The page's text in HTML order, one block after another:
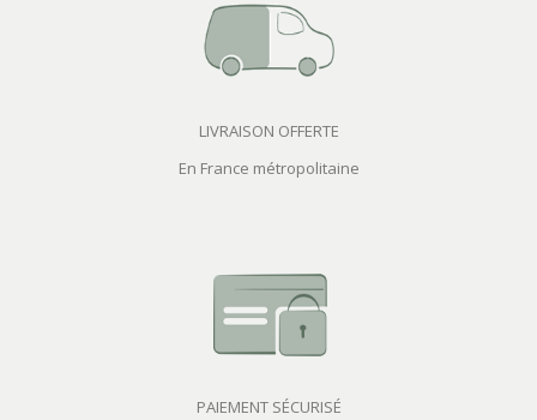
LIVRAISON OFFERTE
En France métropolitaine
PAIEMENT SÉCURISÉ